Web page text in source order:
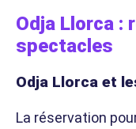
Odja Llorca :
spectacles
Odja Llorca et
La réservation